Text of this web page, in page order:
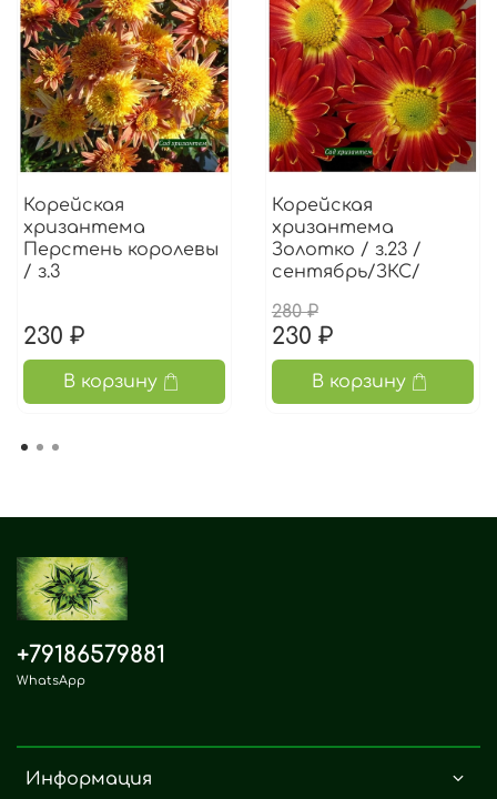
Корейская
хризантема
Перстень королевы
/ з.3
230 ₽
В корзину
Корейская
хризантема
Золотко / з.23 /
сентябрь/ЗКС/
280 ₽
230 ₽
В корзину
Информация
+79186579881
WhatsApp